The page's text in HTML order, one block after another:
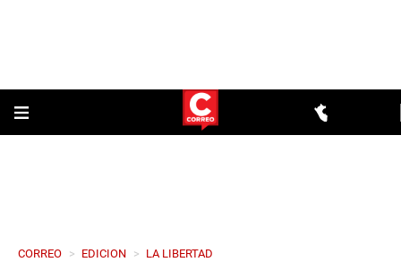
CORREO > EDICION > LA LIBERTAD